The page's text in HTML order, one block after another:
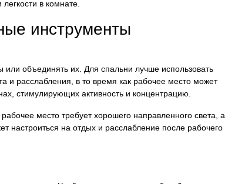
в комнате.
инструменты
объединять их. Для спальни лучше использовать
и расслабления, в то время как рабочее место может
стимулирующих активность и концентрацию.
место требует хорошего направленного света, а
настроиться на отдых и расслабление после рабочего